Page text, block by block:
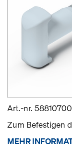
Art.-nr.
Zum Befestigen
MEHR